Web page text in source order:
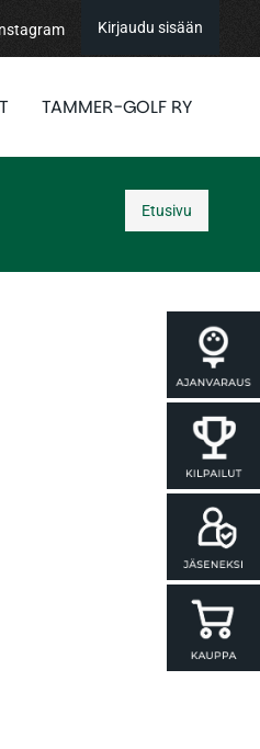
Kirjaudu sisään
TAMMER-GOLF RY
Etusivu